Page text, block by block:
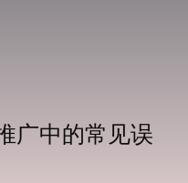
广中的常见误